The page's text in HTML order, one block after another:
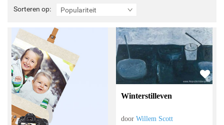
Sorteren op: Populariteit
Sorteren
op:
Winterstilleven
doorWillem Scott